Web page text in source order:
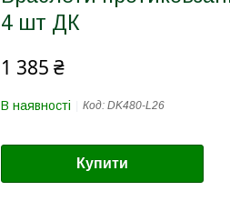
4 шт ДК
1 385 ₴
В наявності Код: DK480-L26
Купити